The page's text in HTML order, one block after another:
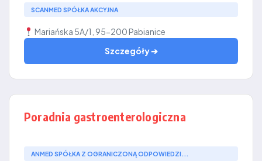
SCANMED SPÓŁKA AKCYJNA
Mariańska 5A/1, 95-200 Pabianice
Szczegóły ➔
Poradnia gastroenterologiczna
ANMED SPÓŁKA Z OGRANICZONĄ ODPOWIEDZI...